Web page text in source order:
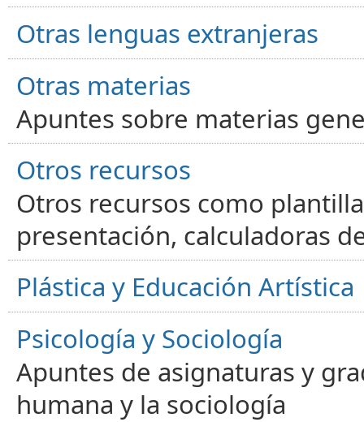
Otras lenguas extranjeras
Otras materias
Apuntes sobre materias
Otros recursos
Otros recursos como
presentación, calculadoras
Plástica y Educación Artística
Psicología y Sociología
Apuntes de asignaturas y
humana y la sociología